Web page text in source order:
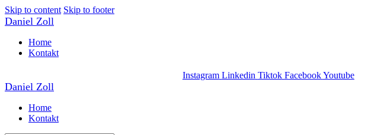
Skip to content Skip to footer
Daniel Zoll
Home
Kontakt
Instagram Linkedin Tiktok FacebookYoutube
Daniel Zoll
Home
Kontakt